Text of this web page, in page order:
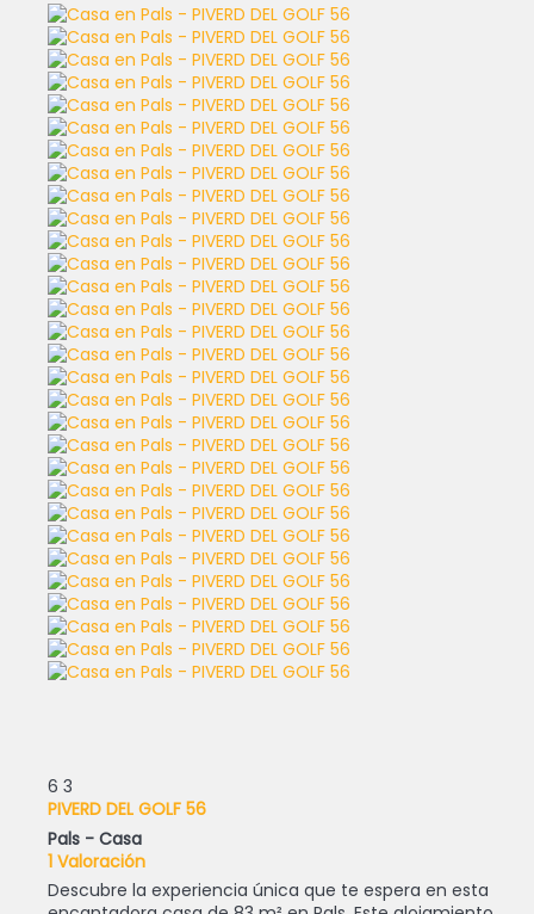
6 3
PIVERD DEL GOLF 56
Pals - Casa
1 Valoración
Descubre la experiencia única que te espera en esta